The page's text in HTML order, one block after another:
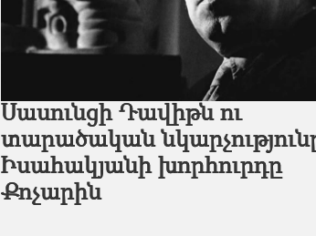
Սասունցի Դավիթն ու
տարածական
Իսահակյանի խորհուրդը
Քոչարին